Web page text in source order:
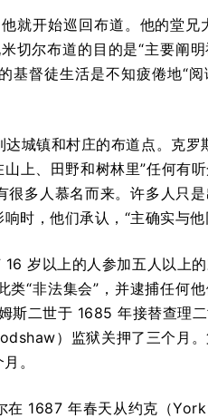
就开始巡回布道。他的堂兄
切尔布道的目的是“主要阐
基督徒生活是不知疲倦地“
城镇和村庄的布道点。克罗
上、田野和树林里”任何有
很多人慕名而来。许多人只
时，他们承认，“主确实与他
岁以上的人参加五人以上
“非法集会”，并逮捕任何
二世于 1685 年接替查理二
）监狱关押了三个月
。
在 1687 年春天从约克（